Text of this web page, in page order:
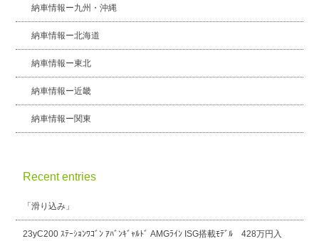
納車情報ー九州・沖縄
納車情報ー北海道
納車情報ー東北
納車情報ー近畿
納車情報ー関東
Recent entries
「滑り込み」
23yC200 ｽﾃｰｼｮﾝﾜｺﾞﾝ ｱﾊﾞﾝｷﾞｬﾙﾄﾞ AMGﾗｲﾝ ISG搭載ﾓﾃﾞﾙ 428万円入